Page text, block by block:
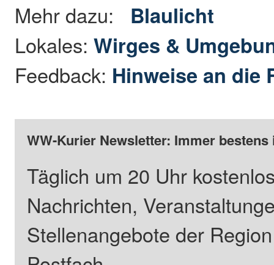
Mehr dazu: Blaulicht
Lokales:Wirges &
Feedback: Hinweise an die
WW-Kurier Newsletter: Immer
Täglich um 20 Uhr
Nachrichten,
Stellenangebote der